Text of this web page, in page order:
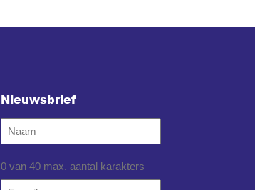
Nieuwsbrief
0 van 40 max. aantal karakters